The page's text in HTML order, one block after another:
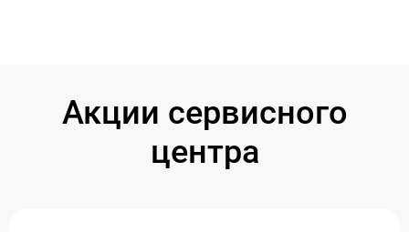
Акции сервисного
центра